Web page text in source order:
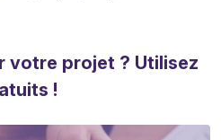
votre projet ? Utilisez
!